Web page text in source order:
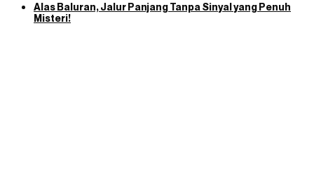
Alas Baluran, Jalur Panjang Tanpa Sinyal yang Penuh
Misteri!